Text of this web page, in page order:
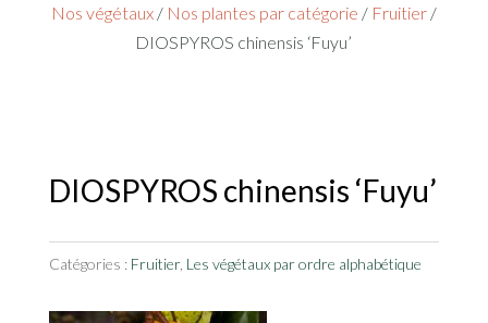
Nos végétaux/ Nos plantes par catégorie / Fruitier/
DIOSPYROS chinensis ‘Fuyu’
DIOSPYROS chinensis ‘Fuyu’
Catégories : Fruitier, Les végétaux par ordre alphabétique